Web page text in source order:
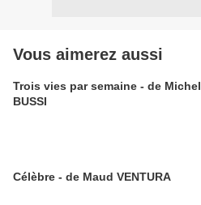
Vous aimerez aussi
Trois vies par semaine - de Michel
BUSSI
Célèbre - de Maud VENTURA